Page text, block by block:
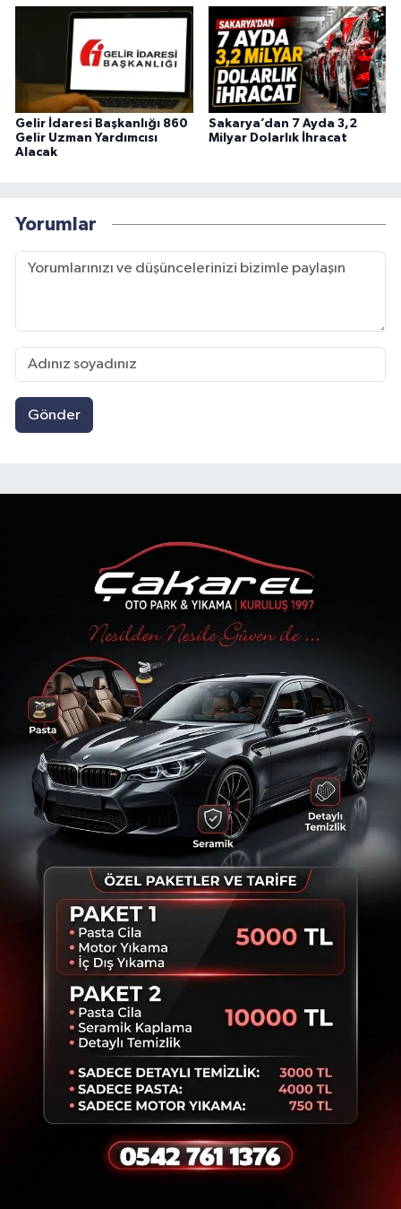
Gelir İdaresi Başkanlığı 860
Gelir Uzman Yardımcısı
Alacak
Sakarya’dan 7 Ayda 3,2
Milyar Dolarlık İhracat
Yorumlar
Gönder